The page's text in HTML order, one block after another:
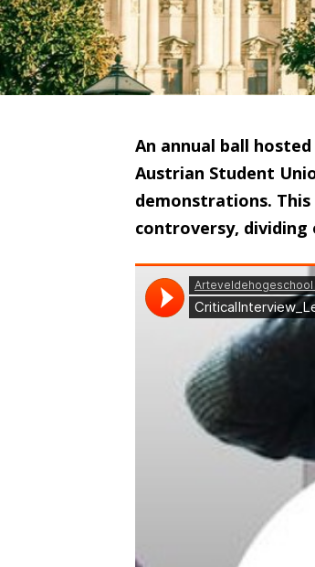
An annual ball
Austrian Student
demonstrations. This
controversy,